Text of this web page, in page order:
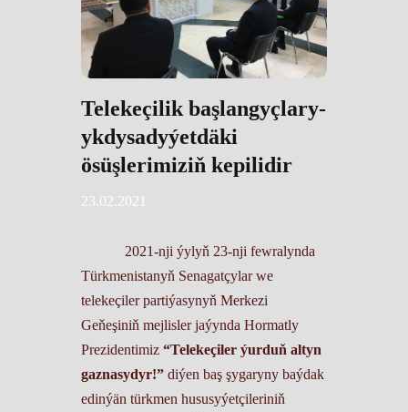
Telekeçilik başlangyçlary-
ykdysadyýetdäki
ösüşlerimiziň kepilidir
23.02.2021
2021-nji ýylyň 23-nji fewralynda
Türkmenistanyň Senagatçylar we
telekeçiler partiýasynyň Merkezi
Geňeşiniň mejlisler jaýynda Hormatly
Prezidentimiz “Telekeçiler ýurduň altyn
gaznasydyr!” diýen baş şygaryny baýdak
edinýän türkmen hususyýetçileriniň